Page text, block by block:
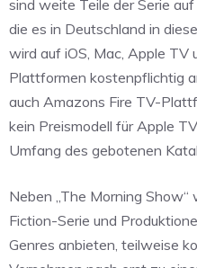
sind weite Teile der Serie
die es in Deutschland in
wird auf iOS, Mac, Apple TV
Plattformen kostenpflichtig
auch Amazons Fire TV-
kein Preismodell für Apple
Umfang des gebotenen
Neben „The Morning
Fiction-Serie und
Genres anbieten, teilweise